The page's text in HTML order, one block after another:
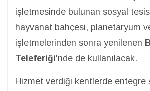
işletmesinde bulunan sosyal
hayvanat bahçesi, planetaryum
işletmelerinden sonra yenilenen
Teleferiği'nde de kullanılacak.
Hizmet verdiği kentlerde entegre